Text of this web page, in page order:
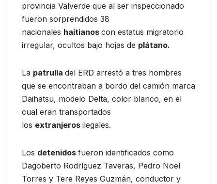
provincia Valverde que al ser inspeccionado
fueron sorprendidos 38
nacionales haitianos con estatus migratorio
irregular, ocultos bajo hojas de plátano.
La patrulla del ERD arrestó a tres hombres
que se encontraban a bordo del camión marca
Daihatsu, modelo Delta, color blanco, en el
cual eran transportados
los extranjeros ilegales.
Los detenidos fueron identificados como
Dagoberto Rodríguez Taveras, Pedro Noel
Torres y Tere Reyes Guzmán, conductor y